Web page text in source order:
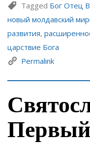
Tagged Бог Отец
новый молдавский
развития,
царствие Бога
Permalink